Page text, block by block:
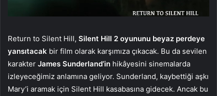
Return to Silent Hill, Silent Hill 2 oyununu beyaz perdeye
yansıtacak bir film olarak karşımıza çıkacak. Bu da sevilen
karakter James Sunderland’in hikâyesini sinemalarda
izleyeceğimiz anlamına geliyor. Sunderland, kaybettiği aşkı
Mary’i aramak için Silent Hill kasabasına gidecek. Ancak bu